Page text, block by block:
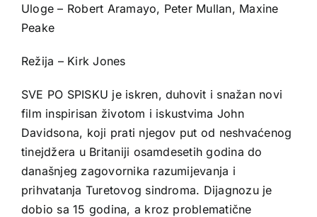
Uloge – Robert Aramayo, Peter Mullan, Maxine
Peake
Režija – Kirk Jones
SVE PO SPISKU je iskren, duhovit i snažan novi
film inspirisan životom i iskustvima John
Davidsona, koji prati njegov put od neshvaćenog
tinejdžera u Britaniji osamdesetih godina do
današnjeg zagovornika razumijevanja i
prihvatanja Turetovog sindroma. Dijagnozu je
dobio sa 15 godina, a kroz problematične